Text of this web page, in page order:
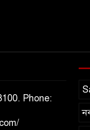
Phone: